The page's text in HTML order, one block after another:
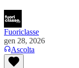
Fuoriclasse
gen 28, 2026
Ascolta